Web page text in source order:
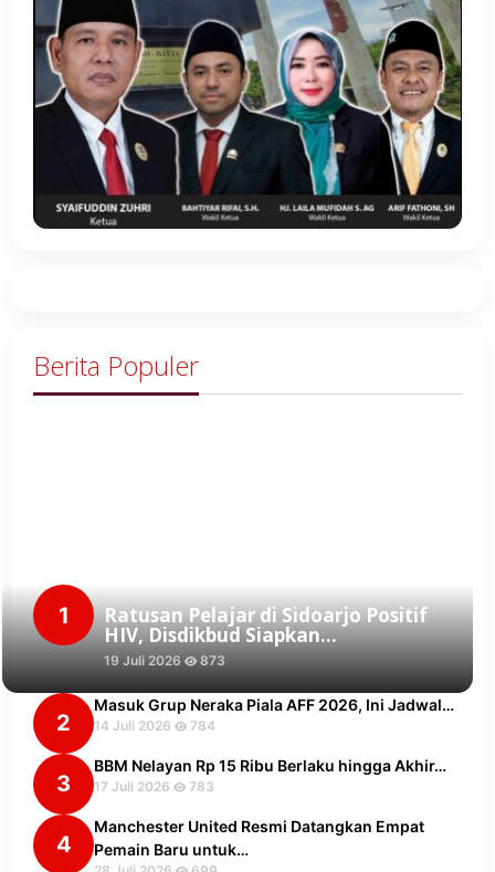
Berita Populer
1 Ratusan Pelajar di Sidoarjo Positif
HIV, Disdikbud Siapkan…
19 Juli 2026 873
2
Masuk Grup Neraka Piala AFF 2026, Ini Jadwal…
14 Juli 2026 784
3
BBM Nelayan Rp 15 Ribu Berlaku hingga Akhir…
17 Juli 2026 783
4
Manchester United Resmi Datangkan Empat
Pemain Baru untuk…